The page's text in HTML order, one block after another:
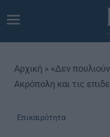
Αρχική » «Δεν
Ακρόπολη και τις
Επικαιρότητα